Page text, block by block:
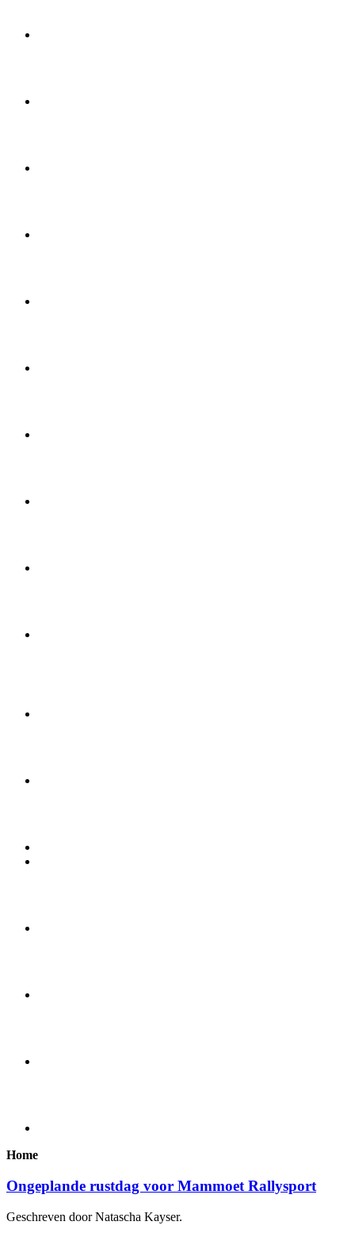
Home
Ongeplande rustdag voor Mammoet Rallysport
Geschreven door Natascha Kayser.